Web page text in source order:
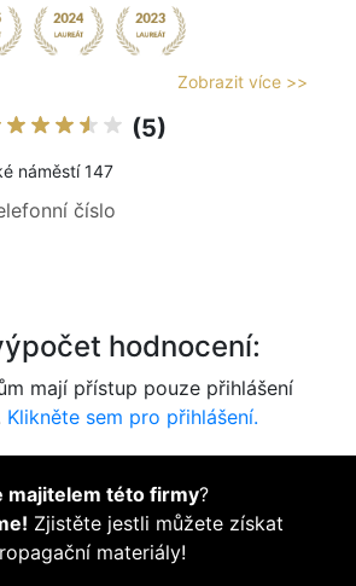
Zobrazit více >>
(5)
náměstí 147
číslo
hodnocení:
mají přístup pouze přihlášení
Klikněte sem pro přihlášení.
majitelem této firmy?
Zjistěte jestli můžete získat
materiály!